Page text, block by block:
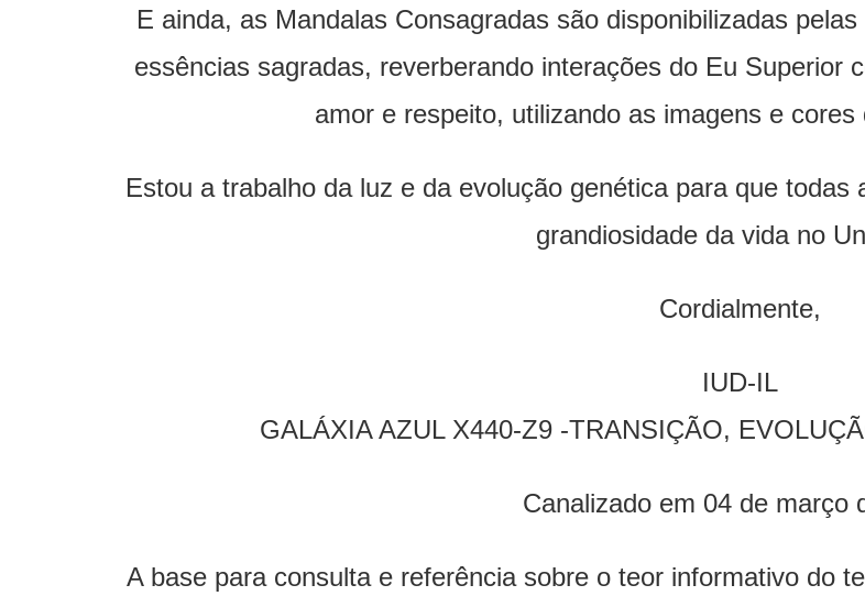
E ainda, as Mandalas Consagradas são disponibilizadas
essências sagradas, reverberando interações do Eu Superior
amor e respeito, utilizando as imagens e
Estou a trabalho da luz e da evolução genética para que
grandiosidade da vida no
Cordialmente,
IUD-IL
GALÁXIA AZUL X440-Z9 -TRANSIÇÃO,
Canalizado em 04 de março
A base para consulta e referência sobre o teor informativo do